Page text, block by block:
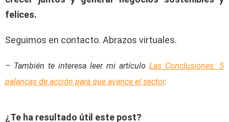
felices.
Seguimos en contacto. Abrazos virtuales.
– También te interesa leer mi artículo Las Conclusiones: 5
palancas de acción para que avance el sector.
¿Te ha resultado útil este post?